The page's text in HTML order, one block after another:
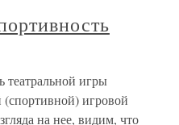
театральной игры
игровой
на нее, видим, что